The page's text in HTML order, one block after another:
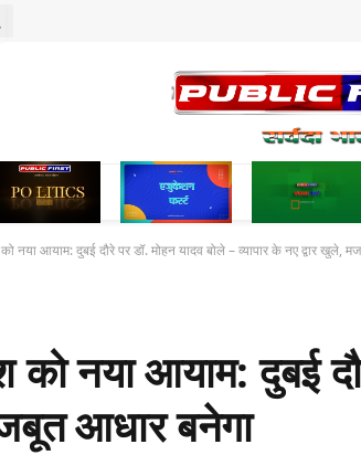
नया आयाम: दुबई दौरे पर डॉ. मोहन यादव बोले – व्यापार के नए द्वार खुले,
नया आयाम: दुबई
आधार बनेगा